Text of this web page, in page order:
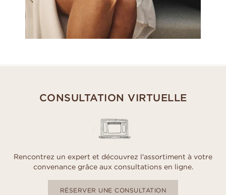
CONSULTATION VIRTUELLE
Rencontrez un expert et découvrez l'assortiment à votre
convenance grâce aux consultations en ligne.
RÉSERVER UNE CONSULTATION